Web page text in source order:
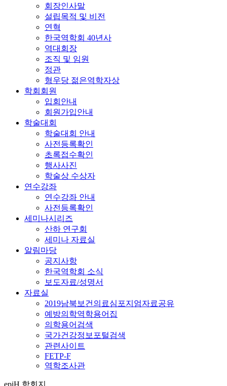
회장인사말
설립목적 및 비전
연혁
한국역학회 40년사
역대회장
조직 및 임원
정관
형우당 젊은역학자상
학회회원
입회안내
회원가입안내
학술대회
학술대회 안내
사전등록확인
초록접수확인
행사사진
학술상 수상자
연수강좌
연수강좌 안내
사전등록확인
세미나시리즈
산하 연구회
세미나 자료실
알림마당
공지사항
한국역학회 소식
보도자료/성명서
자료실
2019남북보건의료심포지엄자료공유
예방의학역학용어집
의학용어검색
국가건강정보포털검색
관련사이트
FETP-F
역학조사관
epiH 학회지